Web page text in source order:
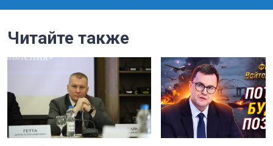
Читайте также